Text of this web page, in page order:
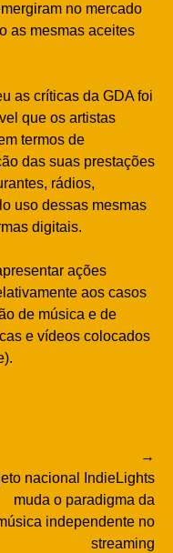
no mercado
as mesmas aceites
as críticas da GDA foi
que os artistas
termos de
das suas prestações
rádios,
uso dessas mesmas
digitais.
ações
aos casos
de música e de
e vídeos colocados
nacional IndieLights
muda o paradigma da
independente no
streaming